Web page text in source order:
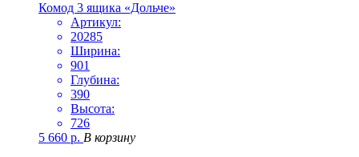
Комод 3 ящика «Дольче»
Артикул:
20285
Ширина:
901
Глубина:
390
Высота:
726
5 660 р. В корзину